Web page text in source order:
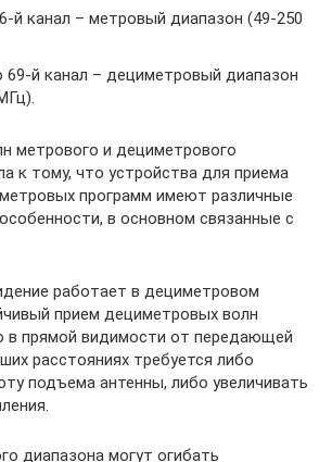
й канал – метровый диапазон (49-250
69-й канал – дециметровый диапазон
метрового и дециметрового
к тому, что устройства для приема
программ имеют различные
в основном связанные с
работает в дециметровом
прием дециметровых волн
в прямой видимости от передающей
расстояниях требуется либо
подъема антенны, либо увеличивать
диапазона могут огибать